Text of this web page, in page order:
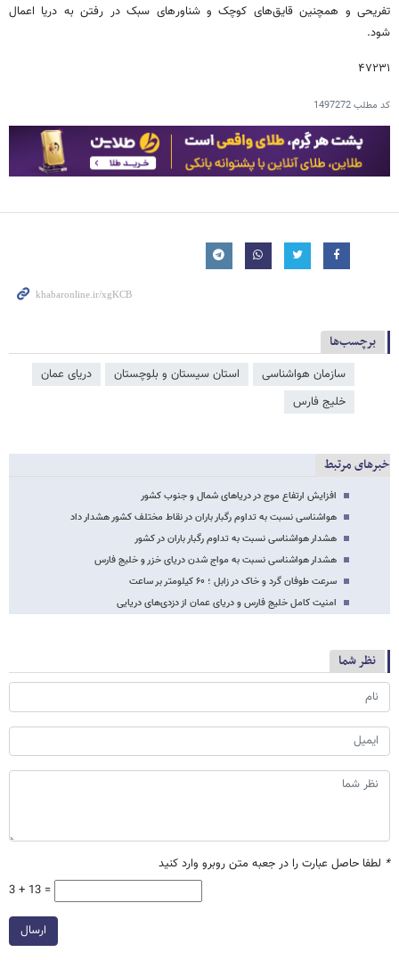
تفریحی و همچنین قایق‌های کوچک و شناورهای سبک در رفتن به دریا اعمال
شود.
۴۷۲۳۱
کد مطلب1497272
برچسب‌ها
سازمان هواشناسی استان سیستان و بلوچستان
دریای عمان
خلیج فارس
خبرهای مرتبط
افزایش ارتفاع موج در دریاهای شمال و جنوب کشور
هواشناسی نسبت به تداوم رگبار باران در نقاط مختلف کشور هشدار داد
هشدار هواشناسی نسبت به تداوم رگبار باران در کشور
هشدار هواشناسی نسبت به مواج شدن دریای خزر و خلیج ‌فارس
سرعت طوفان گرد و خاک در زابل ؛ ۶۰ کیلومتر بر ساعت
امنیت کامل خلیج فارس و دریای عمان ‌از دزدی‌های دریایی
نظر شما
* لطفا حاصل عبارت را در جعبه متن روبرو وارد کنید
3 + 13 =
ارسال